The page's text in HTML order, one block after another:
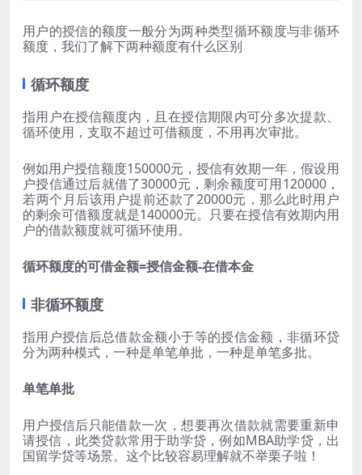
用户的授信的额度一般分为两种类型循环额度与非循环
额度，我们了解下两种额度有什么区别
循环额度
指用户在授信额度内，且在授信期限内可分多次提款、
循环使用，支取不超过可借额度，不用再次审批。
例如用户授信额度150000元，授信有效期一年，假设用
户授信通过后就借了30000元，剩余额度可用120000，
若两个月后该用户提前还款了20000元，那么此时用户
的剩余可借额度就是140000元。只要在授信有效期内用
户的借款额度就可循环使用。
循环额度的可借金额=授信金额-在借本金
非循环额度
指用户授信后总借款金额小于等的授信金额，非循环贷
分为两种模式，一种是单笔单批，一种是单笔多批。
单笔单批
用户授信后只能借款一次，想要再次借款就需要重新申
请授信，此类贷款常用于助学贷，例如MBA助学贷，出
国留学贷等场景。这个比较容易理解就不举栗子啦！